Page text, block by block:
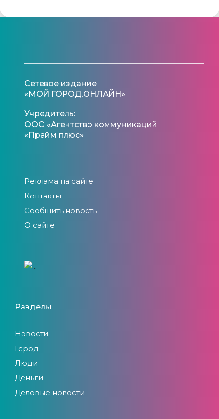
Сетевое издание
«МОЙ ГОРОД.ОНЛАЙН»
Учредитель:
ООО «Агентство коммуникаций
«Прайм плюс»
Реклама на сайте
Контакты
Сообщить новость
О сайте
Разделы
Новости
Город
Люди
Деньги
Деловые новости